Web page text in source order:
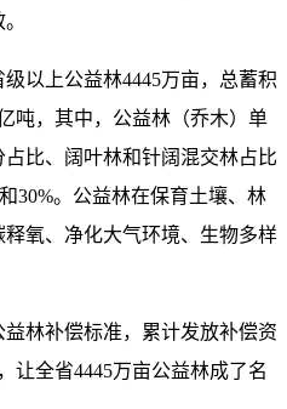
以上公益林4445万亩，总蓄积
吨，其中，公益林（乔木）单
比、阔叶林和针阔混交林占比
30%。公益林在保育土壤、林
氧、净化大气环境、生物多样
益林补偿标准，累计发放补偿资
让全省4445万亩公益林成了名